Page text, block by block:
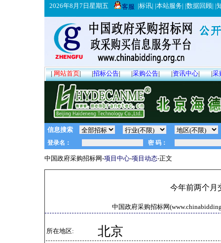
2026年8月7日星期五 客服 |标讯| |本站服务| |数据回顾| |
|网站首页| |招标公告| |采购公告| |资讯中心| |采
信息搜索
中国政府采购招标网-项目中心-项目动态-正文
今年前两个月
中国政府采购招标网
所在地区: 北京